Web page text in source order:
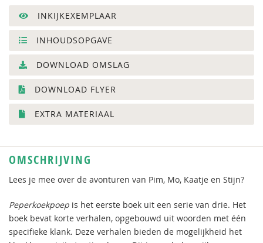
INKIJKEXEMPLAAR
INHOUDSOPGAVE
DOWNLOAD OMSLAG
DOWNLOAD FLYER
EXTRA MATERIAAL
OMSCHRIJVING
Lees je mee over de avonturen van Pim, Mo, Kaatje en Stijn?
Peperkoekpoep is het eerste boek uit een serie van drie. Het
boek bevat korte verhalen, opgebouwd uit woorden met één
specifieke klank. Deze verhalen bieden de mogelijkheid het